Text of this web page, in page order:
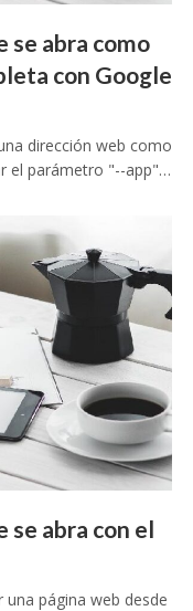
se abra como
con Google
dirección web como
el parámetro "--app"…
se abra con el
página web desde